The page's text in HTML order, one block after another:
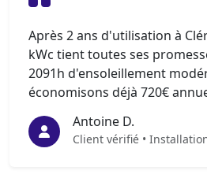
Après 2 ans d'utilisation à
kWc tient toutes ses
2091h d'ensoleillement
économisons déjà 720€
Antoine D.
Client vérifié •